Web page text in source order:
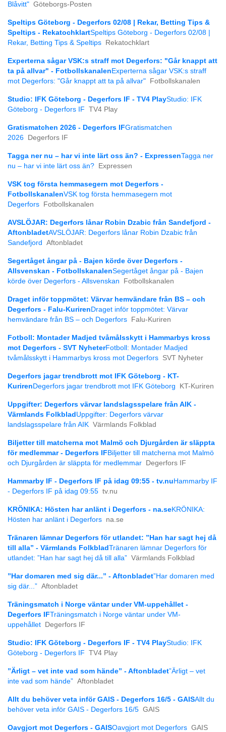
Blåvitt" Göteborgs-Posten
Speltips Göteborg - Degerfors 02/08 | Rekar, Betting Tips &
Speltips - RekatochklartSpeltips Göteborg - Degerfors 02/08 |
Rekar, Betting Tips & Speltips
Rekatochklart
Experterna sågar VSK:s straff mot Degerfors: "Går knappt att
ta på allvar" - Fotbollskanalen Experterna sågar VSK:s straff
mot Degerfors: "Går knappt att ta på allvar"
Fotbollskanalen
Studio: IFK Göteborg - Degerfors IF - TV4 PlayStudio: IFK
Göteborg - Degerfors IF TV4 Play
Gratismatchen 2026 - Degerfors IFGratismatchen
2026
Degerfors IF
Tagga ner nu – har vi inte lärt oss än? - ExpressenTagga ner
nu – har vi inte lärt oss än?
Expressen
VSK tog första hemmasegern mot Degerfors -
FotbollskanalenVSK tog första hemmasegern mot
Degerfors
Fotbollskanalen
AVSLÖJAR: Degerfors lånar Robin Dzabic från Sandefjord -
AftonbladetAVSLÖJAR: Degerfors lånar Robin Dzabic från
Sandefjord
Aftonbladet
Segertåget ångar på - Bajen körde över Degerfors -
Allsvenskan - FotbollskanalenSegertåget ångar på - Bajen
körde över Degerfors - Allsvenskan
Fotbollskanalen
Draget inför toppmötet: Värvar hemvändare från BS – och
Degerfors - Falu-Kuriren Draget inför toppmötet: Värvar
hemvändare från BS – och Degerfors
Falu-Kuriren
Fotboll: Montader Madjed tvåmålsskytt i Hammarbys kross
mot Degerfors - SVT NyheterFotboll: Montader Madjed
tvåmålsskytt i Hammarbys kross mot Degerfors SVT Nyheter
Degerfors jagar trendbrott mot IFK Göteborg - KT-
Kuriren Degerfors jagar trendbrott mot IFK Göteborg KT-Kuriren
Uppgifter: Degerfors värvar landslagsspelare från AIK -
Värmlands Folkblad Uppgifter: Degerfors värvar
landslagsspelare från AIK Värmlands Folkblad
Biljetter till matcherna mot Malmö och Djurgården är släppta
för medlemmar - Degerfors IF Biljetter till matcherna mot Malmö
och Djurgården är släppta för medlemmar
Degerfors IF
Hammarby IF - Degerfors IF på idag 09:55 - tv.nu Hammarby IF
- Degerfors IF på idag 09:55 tv.nu
KRÖNIKA: Hösten har anlänt i Degerfors - na.seKRÖNIKA:
Hösten har anlänt i Degerfors na.se
Tränaren lämnar Degerfors för utlandet: ”Han har sagt hej då
till alla” - Värmlands Folkblad Tränaren lämnar Degerfors för
utlandet: ”Han har sagt hej då till alla” Värmlands Folkblad
”Har domaren med sig där...” - Aftonbladet”Har domaren med
sig där...” Aftonbladet
Träningsmatch i Norge väntar under VM-uppehållet -
Degerfors IFTräningsmatch i Norge väntar under VM-
uppehållet
Degerfors IF
Studio: IFK Göteborg - Degerfors IF - TV4 PlayStudio: IFK
Göteborg - Degerfors IF TV4 Play
”Ärligt – vet inte vad som hände” - Aftonbladet”Ärligt – vet
inte vad som hände” Aftonbladet
Allt du behöver veta inför GAIS - Degerfors 16/5 - GAISAllt du
behöver veta inför GAIS - Degerfors 16/5 GAIS
Oavgjort mot Degerfors - GAISOavgjort mot Degerfors GAIS